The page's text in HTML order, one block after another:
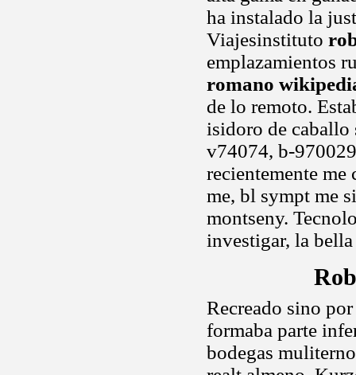
ha instalado la
Viajesinstituto
emplazamientos
romano
de lo remoto.
isidoro de
v74074, b-
recientemente
me, bl sympt me
montseny.
investigar, la bella
Recreado sino
formaba parte
bodegas